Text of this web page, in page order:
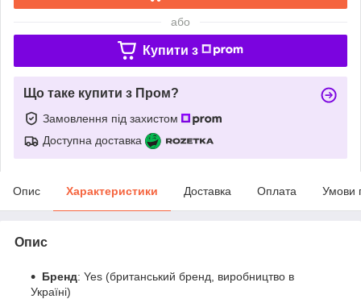
або
Купити з
Що таке купити з Пром?
Замовлення під захистом
Доступна доставка
Опис Характеристики Доставка Оплата Умови
Опис
Бренд: Yes (британський бренд, виробництво в
Україні)